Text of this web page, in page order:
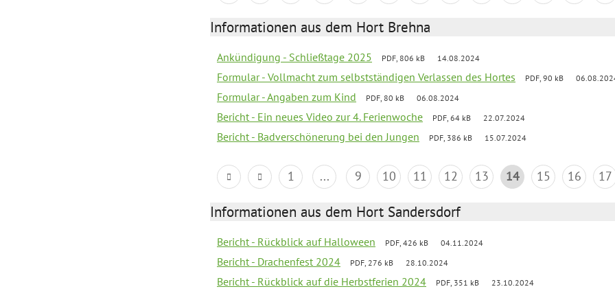
Informationen aus dem Hort Brehna
Ankündigung - Schließtage 2025 PDF, 806 kB 14.08.2024
Formular - Vollmacht zum selbstständigen Verlassen des Hortes PDF, 90 kB
Formular - Angaben zum Kind PDF, 80 kB 06.08.2024
Bericht - Ein neues Video zur 4. Ferienwoche PDF, 64 kB 22.07.2024
Bericht - Badverschönerung bei den Jungen PDF, 386 kB 15.07.2024
1 ... 9 10 11 12 13 14 15 16 17
Informationen aus dem Hort Sandersdorf
Bericht - Rückblick auf Halloween PDF, 426 kB 04.11.2024
Bericht - Drachenfest 2024 PDF, 276 kB 28.10.2024
Bericht - Rückblick auf die Herbstferien 2024 PDF, 351 kB 23.10.2024